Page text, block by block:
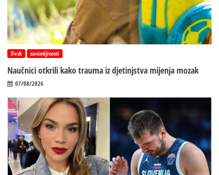
Desk zanimljivosti
Naučnici otkrili kako trauma iz d‌jetinjstva mijenja mozak
07/08/2026